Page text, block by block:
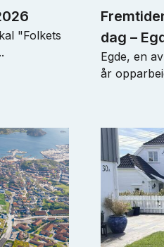
"Folkets
dag –
Egde, en
år